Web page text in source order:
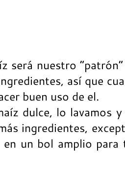
será nuestro
así que
buen uso de el.
dulce, lo lavamos
ingredientes,
un bol amplio